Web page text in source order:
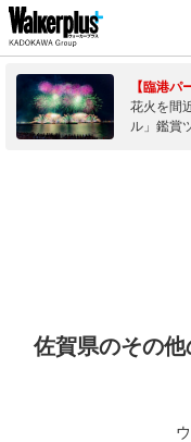
【臨港パ
花火を間
ル」鑑賞
佐賀県のその他